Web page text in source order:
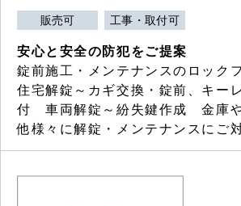
販売可 工事・取付可
安心と安全の防犯をご提案
錠前施工・メンテナンスのロック
住宅解錠～カギ交換・錠前、キー
付 車両解錠～紛失鍵作成 金庫や
他様々に解錠・メンテナンスにご